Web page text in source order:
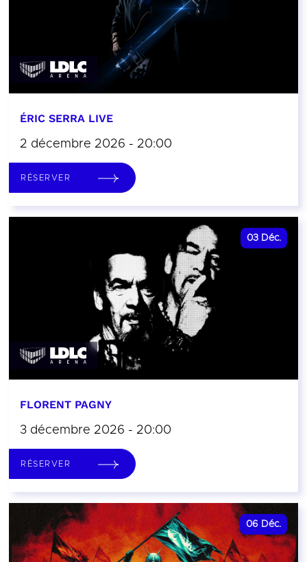
ÉRIC SERRA LIVE
2 décembre 2026 - 20:00
RÉSERVER
03 Déc.
FLORENT PAGNY
3 décembre 2026 - 20:00
RÉSERVER
06 Déc.